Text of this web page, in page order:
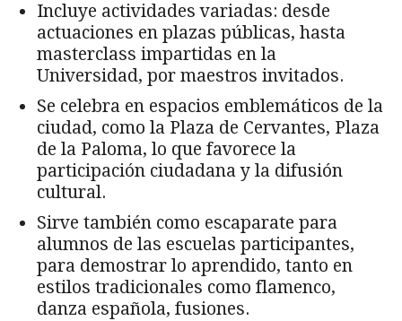
Incluye actividades variadas: desde
actuaciones en plazas públicas, hasta
masterclass impartidas en la
Universidad, por maestros invitados.
Se celebra en espacios emblemáticos de la
ciudad, como la Plaza de Cervantes, Plaza
de la Paloma, lo que favorece la
participación ciudadana y la difusión
cultural.
Sirve también como escaparate para
alumnos de las escuelas participantes,
para demostrar lo aprendido, tanto en
estilos tradicionales como flamenco,
danza española, fusiones.